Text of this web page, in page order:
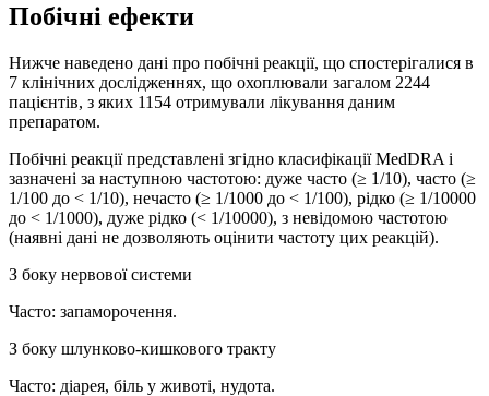
Побічні ефекти
Нижче наведено дані про побічні реакції, що спостерігалися в
7 клінічних дослідженнях, що охоплювали загалом 2244
пацієнтів, з яких 1154 отримували лікування даним
препаратом.
Побічні реакції представлені згідно класифікації MedDRA і
зазначені за наступною частотою: дуже часто (≥ 1/10), часто (≥
1/100 до < 1/10), нечасто (≥ 1/1000 до < 1/100), рідко (≥ 1/10000
до < 1/1000), дуже рідко (< 1/10000), з невідомою частотою
(наявні дані не дозволяють оцінити частоту цих реакцій).
З боку нервової системи
Часто: запаморочення.
З боку шлунково-кишкового тракту
Часто: діарея, біль у животі, нудота.